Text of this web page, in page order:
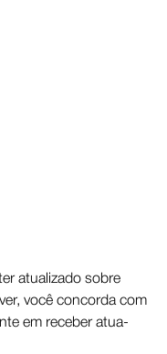
atua­lizado sobre
você concorda com
em receber atua­